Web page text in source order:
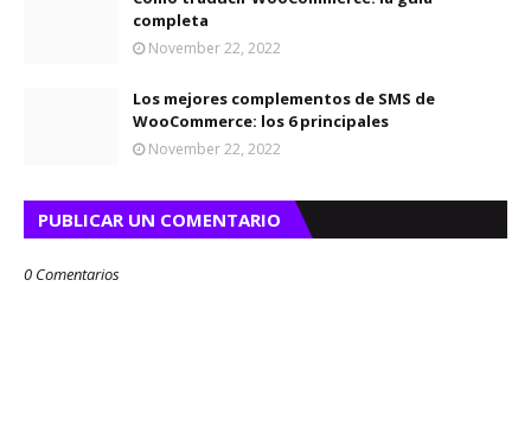
completa
November 22, 2022
Los mejores complementos de SMS de
WooCommerce: los 6 principales
November 22, 2022
PUBLICAR UN COMENTARIO
0 Comentarios